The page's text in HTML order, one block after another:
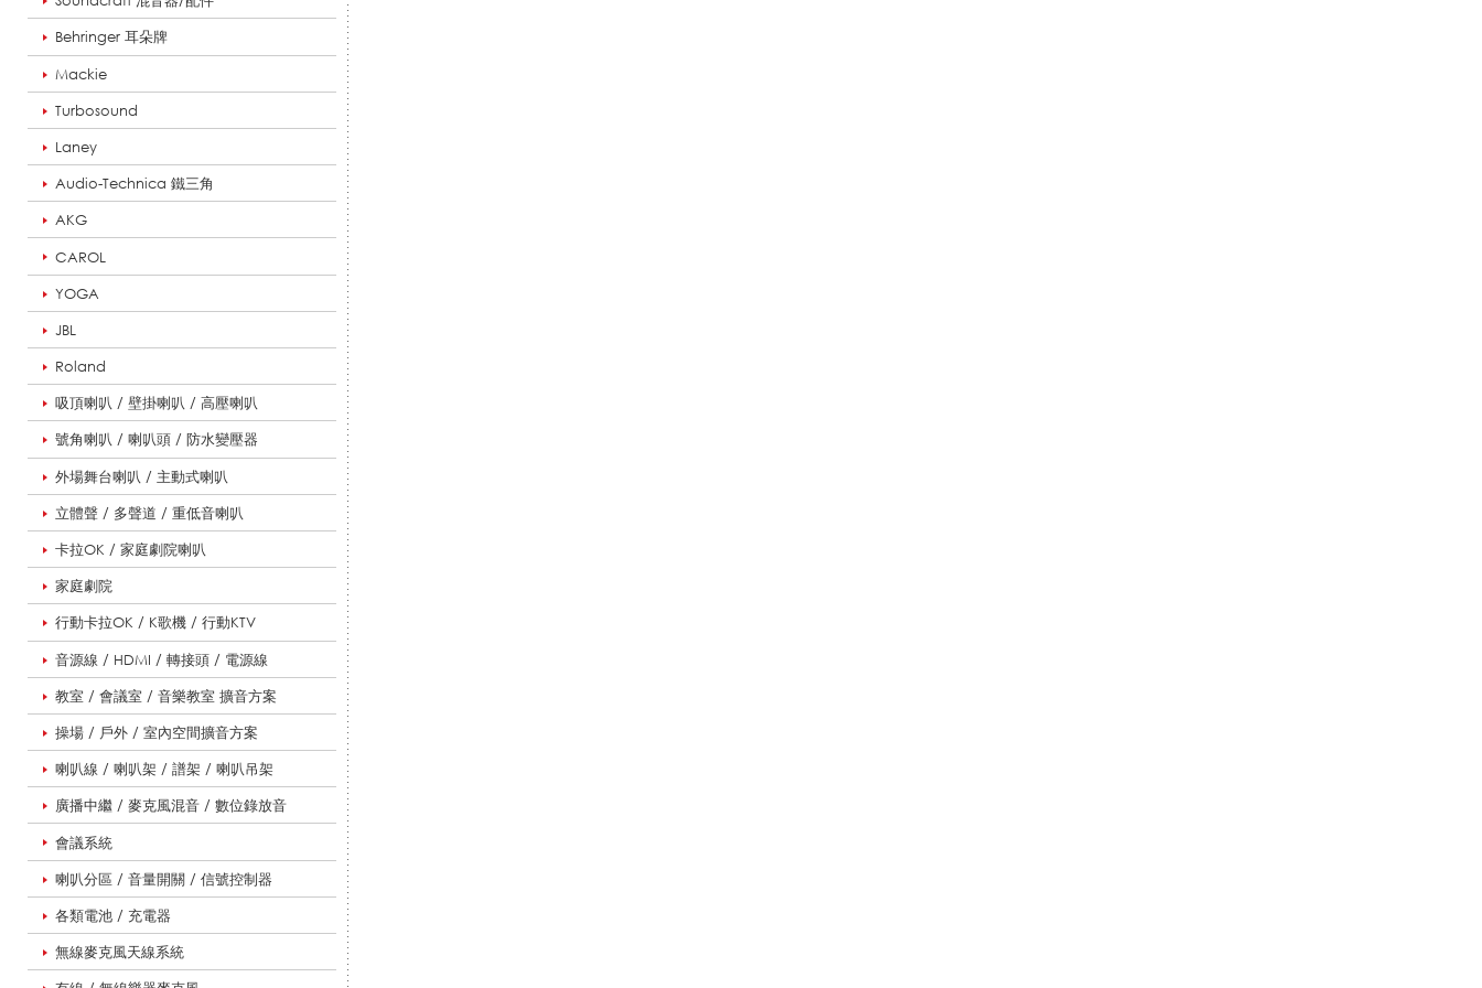
Behringer 耳朵牌
Mackie
Turbosound
Laney
Audio-Technica 鐵三角
AKG
CAROL
YOGA
JBL
Roland
吸頂喇叭 / 壁掛喇叭 / 高壓喇叭
號角喇叭 / 喇叭頭 / 防水變壓器
外場舞台喇叭 / 主動式喇叭
立體聲 / 多聲道 / 重低音喇叭
卡拉OK / 家庭劇院喇叭
家庭劇院
行動卡拉OK / K歌機 / 行動KTV
音源線 / HDMI / 轉接頭 / 電源線
教室 / 會議室 / 音樂教室 擴音方案
操場 / 戶外 / 室內空間擴音方案
喇叭線 / 喇叭架 / 譜架 / 喇叭吊架
廣播中繼 / 麥克風混音 / 數位錄放音
會議系統
喇叭分區 / 音量開關 / 信號控制器
各類電池 / 充電器
無線麥克風天線系統